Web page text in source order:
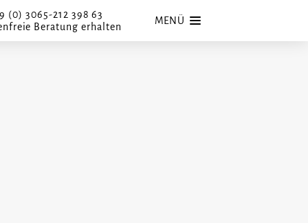
(0) 3065-212 398 63
Beratung erhalten
MENÜ